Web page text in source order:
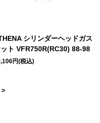
シリンダーヘッドガス
ト VFR750R(RC30) 88-98
円(税込)
>